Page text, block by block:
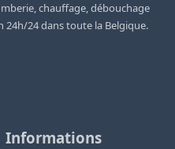
chauffage, débouchage
24 dans toute la Belgique.
Informations